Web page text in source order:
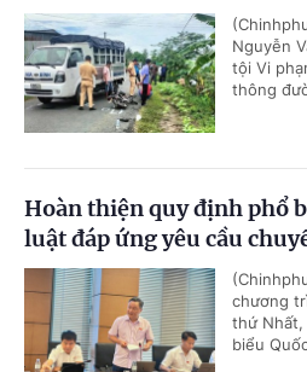
Nguyễn
tội Vi
thông
Hoàn thiện quy định phổ
luật đáp ứng yêu cầu
chương
thứ Nhất,
biểu